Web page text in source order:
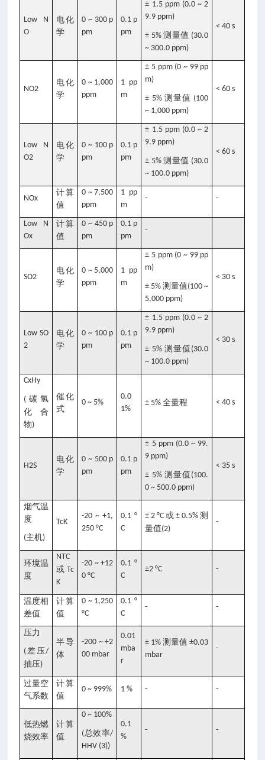
Low N
O
电化
学
0 ~ 300 p
pm
0.1 p
pm
± 1.5 ppm (0.0 ~ 2
9.9 ppm)
± 5%测量值 (30.0
~ 300.0 ppm)
< 40 s
NO2
电化
学
0 ~ 1,000
ppm
1 pp
m
± 5 ppm (0 ~ 99 pp
m)
± 5% 测量值 (100
~ 1,000 ppm)
< 60 s
Low N
O2
电化
学
0 ~ 100 p
pm
0.1 p
pm
± 1.5 ppm (0.0 ~ 2
9.9 ppm)
± 5%测量值 (30.0
~ 100.0 ppm)
< 60 s
NOx
计算
值
0 ~ 7,500
ppm
1 pp
m
- -
Low N
Ox
计算
值
0 ~ 450 p
pm
0.1 p
pm
-
SO2
电化
学
0 ~ 5,000
ppm
1 pp
m
± 5 ppm (0 ~ 99 pp
m)
± 5%测量值(100 ~
5,000 ppm)
< 30 s
Low SO
2
电化
学
0 ~ 100 p
pm
0.1 p
pm
± 1.5 ppm (0.0 ~ 2
9.9 ppm)
± 5% 测量值 (30.0
~ 100.0 ppm)
< 30 s
CxHy
( 碳氢
化合
物)
催化
式
0 ~ 5%
0.0
1%
± 5%全量程 < 40 s
H2S
电化
学
0 ~ 500 p
pm
0.1 p
pm
± 5 ppm (0.0 ~ 99.
9 ppm)
± 5% 测量值 (100.
0 ~ 500.0 ppm)
< 35 s
烟气温
度
(主机)
TcK
-20 ~ +1,
250 °C
0.1 °
C
± 2 °C或 ± 0.5%测
量值(2)
-
环境温
度
NTC
或 Tc
K
-20 ~ +12
0 °C
0.1 °
C
±2 °C -
温度相
差值
计算
值
0 ~ 1,250
°C
0.1 °
C
- -
压力
( 差压/
抽压)
半导
体
-200 ~ +2
00 mbar
0.01
mba
r
± 1%测量值 ±0.03
mbar
-
过量空
气系数
计算
值
0 ~ 999% 1 % - -
低热燃
烧效率
计算
值
0 ~ 100%
(总效率/
HHV (3))
0.1
%
- -